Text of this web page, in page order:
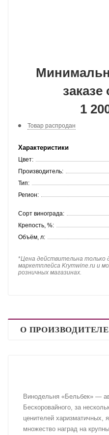
1
Товар распродан
Характеристики
Цвет:
Производитель:
Тип:
Регион:
Сорт винограда:
Крепость, %:
Объём, л:
*Цена действительна только
маркетплейса Krymwine.ru и
розничных магазинах.
О ПРОИЗВОДИТЕЛЕ
Винодельня «Бельбек» —
Бескоровайного, за
ценителей харизматичных,
множество наград на